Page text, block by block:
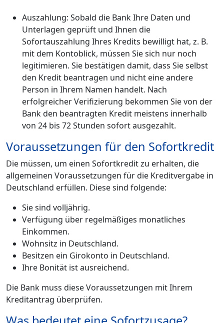
Auszahlung: Sobald die Bank Ihre Daten und
Unterlagen geprüft und Ihnen die
Sofortauszahlung Ihres Kredits bewilligt hat, z. B.
mit dem Kontoblick, müssen Sie sich nur noch
legitimieren. Sie bestätigen damit, dass Sie selbst
den Kredit beantragen und nicht eine andere
Person in Ihrem Namen handelt. Nach
erfolgreicher Verifizierung bekommen Sie von der
Bank den beantragten Kredit meistens innerhalb
von 24 bis 72 Stunden sofort ausgezahlt.
Voraussetzungen für den Sofortkredit
Die müssen, um einen Sofortkredit zu erhalten, die
allgemeinen Voraussetzungen für die Kreditvergabe in
Deutschland erfüllen. Diese sind folgende:
Sie sind volljährig.
Verfügung über regelmäßiges monatliches
Einkommen.
Wohnsitz in Deutschland.
Besitzen ein Girokonto in Deutschland.
Ihre Bonität ist ausreichend.
Die Bank muss diese Voraussetzungen mit Ihrem
Kreditantrag überprüfen.